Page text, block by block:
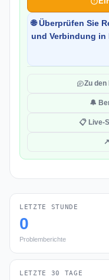
🌐 Überprüfen Sie
und Verbindung in
Zu
🔔
📋 Live-
LETZTE STUNDE
0
Problemberichte
LETZTE 30 TAGE